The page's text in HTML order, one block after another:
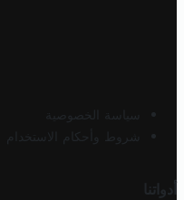
سياسة الخصوصية
شروط وأحكام الاستخدام
أدواتنا